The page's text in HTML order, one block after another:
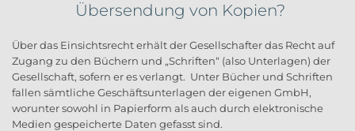
Übersendung von Kopien?
Über das Einsichtsrecht erhält der Gesellschafter das Recht auf
Zugang zu den Büchern und „Schriften“ (also Unterlagen) der
Gesellschaft, sofern er es verlangt. Unter Bücher und Schriften
fallen sämtliche Geschäftsunterlagen der eigenen GmbH,
worunter sowohl in Papierform als auch durch elektronische
Medien gespeicherte Daten gefasst sind.